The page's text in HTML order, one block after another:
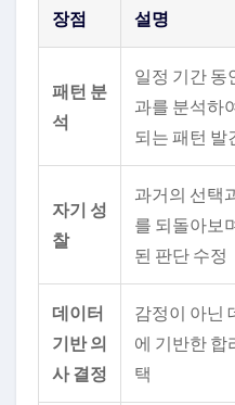
장점 설명
패턴 분
석
일정 기간 동
과를 분석하
되는 패턴 발
자기 성
찰
과거의 선택
를 되돌아보
된 판단 수정
데이터
기반 의
사 결정
감정이 아닌
에 기반한 합
택